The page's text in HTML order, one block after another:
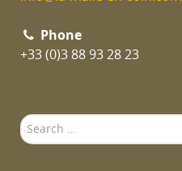
Phone
+33 (0)3 88 93 28 23
Search
...